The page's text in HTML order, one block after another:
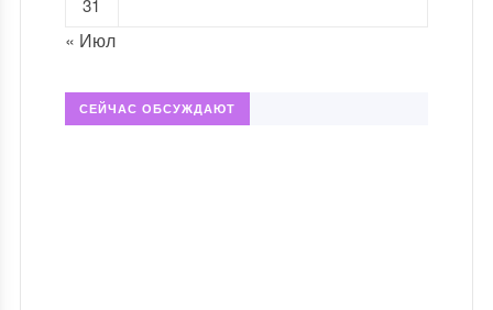
31
« Июл
СЕЙЧАС ОБСУЖДАЮТ